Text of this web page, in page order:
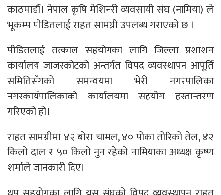
काठमाडौँ। नेपाल कृषि मेशिनरी व्यवसायी संघ (नामिया) ले
भूकम्प पीडितलाई राहत सामग्री उपलब्ध गराएको छ ।
पीडितलाई तत्काल सहयोगका लागि जिल्ला प्रशाशन
कार्यालय जाजरकोटको अन्तर्गत विपद व्यवस्थापन आपूर्ति
समितिसँगको समन्वयमा भेरी नगरपालिका
नगरकार्यपालिकाको कार्यालयमा सहयोग हस्तान्तरण
गरिएको हो।
राहत सामग्रीमा ४२ बोरा चामल, ४० पोका तोरिको तेल, ४२
किलो दाल र ५० किलो नुन रहेको नामियाका अध्यक्ष कृष्ण
शर्माले जानकारी दिए।